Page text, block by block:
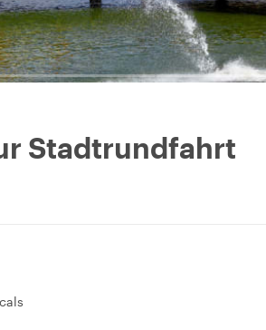
Stadtrundfahrt